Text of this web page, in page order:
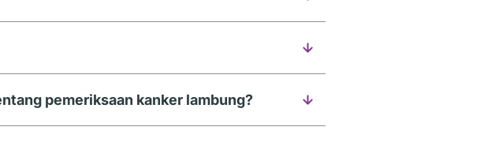
pemeriksaan kanker lambung?